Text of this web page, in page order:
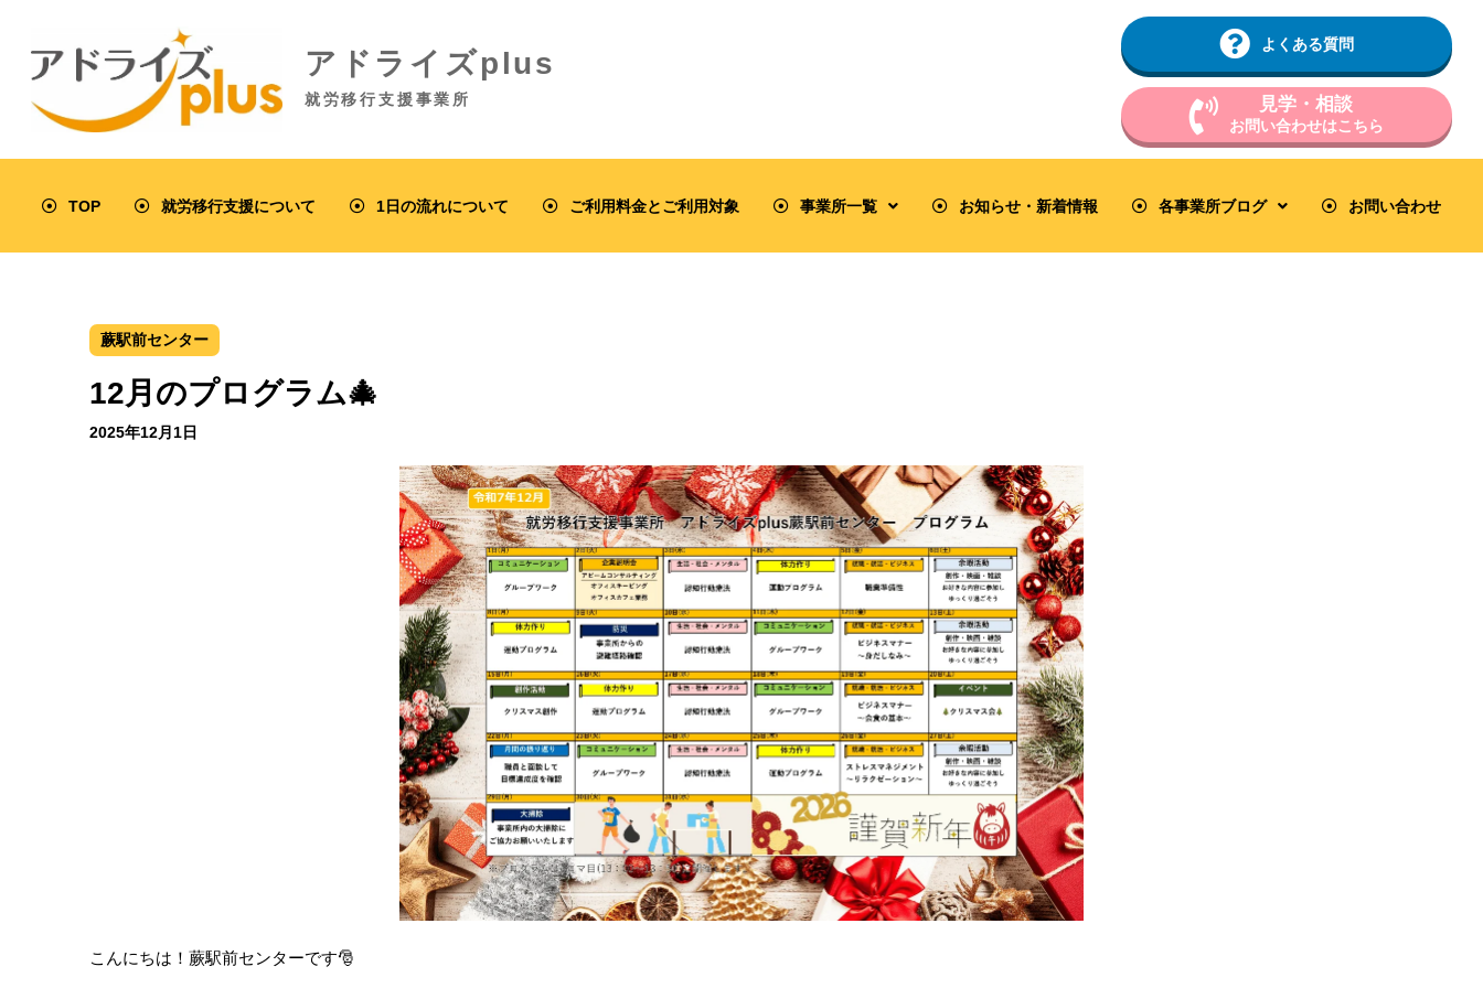
アドライズplus
就労移行支援事業所
よくある質問
見学・相談
お問い合わせはこちら
TOP 就労移行支援について 1日の流れについて ご利用料金とご利用対象 事業所一覧 お知らせ・新着情報 各事業所ブログ お問い合わせ
蕨駅前センター
12月のプログラム🎄
2025年12月1日
こんにちは！蕨駅前センターです🎅